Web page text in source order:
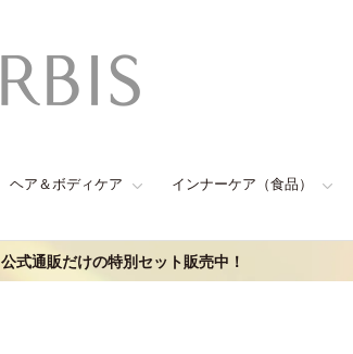
ヘア＆ボディケア インナーケア（食品）
公式通販だけの特別セット販売中！